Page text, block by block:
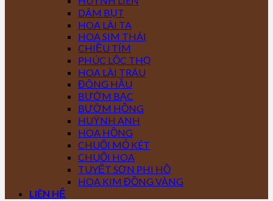
DÂM BỤT
HOA LÀI TA
HOA SIM THÁI
CHIỀU TÍM
PHÚC LỘC THỌ
HOA LÀI TRÂU
ĐÔNG HẦU
BƯỚM BẠC
BƯỚM HỒNG
HUỲNH ANH
HOA HỒNG
CHUỐI MỎ KÉT
CHUỐI HOA
TUYẾT SƠN PHI HỒ
HOA KIM ĐỒNG VÀNG
LIÊN HỆ